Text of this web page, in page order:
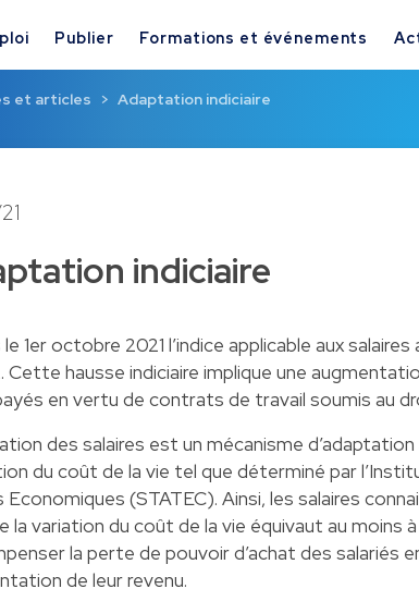
Publier Formations et événements
et articles Adaptation indiciaire
indiciaire
le 1er octobre 2021 l’indice applicable aux
Cette hausse indiciaire implique une
en vertu de contrats de travail soumis au
des salaires est un mécanisme
du coût de la vie tel que déterminé par
Economiques (STATEC). Ainsi, les salaires
la variation du coût de la vie équivaut au moins
la perte de pouvoir d’achat des salariés
de leur revenu.